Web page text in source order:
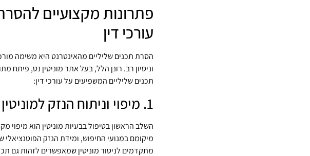
פתרונות מקצועיים
עורכי דין
הסרת תכנים שליליים מהאינטרנט היא משימה
וניסיון רב. רונן הלל, בעל אתר מוניטין נט, פיתח
תכנים שליליים המשפיעים על עורכי דין:
1. מיפוי וניתוח הנזק למוניטין
השלב הראשון בטיפול בבעיות מוניטין הוא מיפוי
מיקומם במנועי החיפוש, ומידת הנזק
מתקדמים לניטור מוניטין שמאפשרים לזהות גם